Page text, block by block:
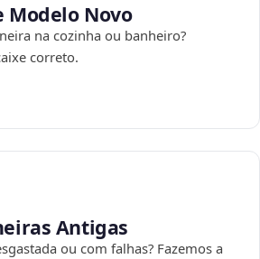
Modelo Novo
na cozinha ou banheiro?
correto.
Antigas
ou com falhas? Fazemos a